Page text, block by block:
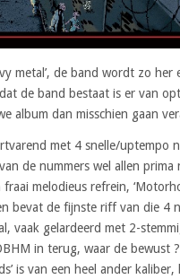
metal’, de band wordt zo
de band bestaat is er van
album dan misschien gaan
met 4 snelle/uptempo
de nummers wel allen prima
melodieus refrein,
bevat de fijnste riff van die 4
vaak gelardeerd met 2-
in terug, waar de bewust
is van een heel ander